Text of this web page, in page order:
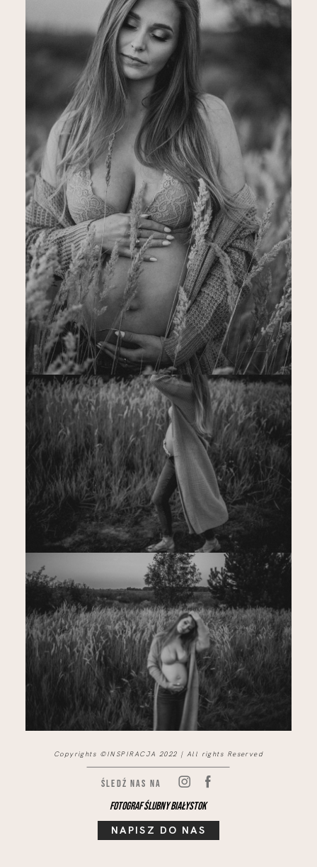
Fotograf ślubny Białystok
Śledź nas na
Copyrights ©INSPIRACJA 2022 | All rights Reserved
NAPISZ DO NAS